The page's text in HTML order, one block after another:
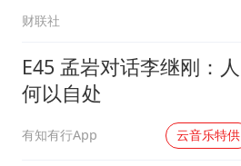
财联社
E45 孟岩对话李继刚：人
何以自处
有知有行App 云音乐特供